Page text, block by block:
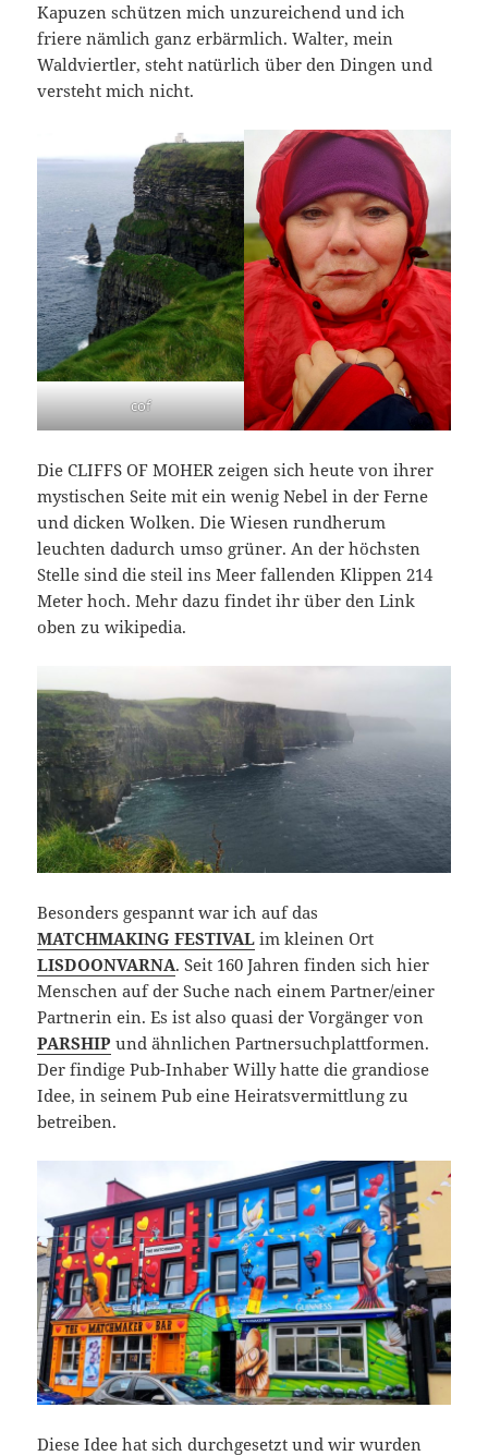
Kapuzen schützen mich unzureichend und ich
friere nämlich ganz erbärmlich. Walter, mein
Waldviertler, steht natürlich über den Dingen und
versteht mich nicht.
cof
Die CLIFFS OF MOHER zeigen sich heute von ihrer
mystischen Seite mit ein wenig Nebel in der Ferne
und dicken Wolken. Die Wiesen rundherum
leuchten dadurch umso grüner. An der höchsten
Stelle sind die steil ins Meer fallenden Klippen 214
Meter hoch. Mehr dazu findet ihr über den Link
oben zu wikipedia.
Besonders gespannt war ich auf das
MATCHMAKING FESTIVAL im kleinen Ort
LISDOONVARNA. Seit 160 Jahren finden sich hier
Menschen auf der Suche nach einem Partner/einer
Partnerin ein. Es ist also quasi der Vorgänger von
PARSHIP und ähnlichen Partnersuchplattformen.
Der findige Pub-Inhaber Willy hatte die grandiose
Idee, in seinem Pub eine Heiratsvermittlung zu
betreiben.
Diese Idee hat sich durchgesetzt und wir wurden